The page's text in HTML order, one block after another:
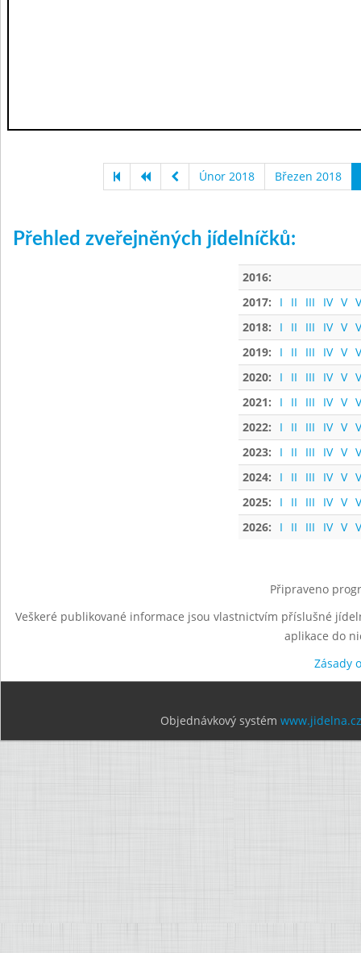
Únor 2018 Březen 2018
Přehled zveřejněných jídelníčků:
2016:
2017:
I II III IV V
2018:
I II III IV V
2019:
I II III IV V
2020:
I II III IV V
2021:
I II III IV V
2022:
I II III IV V
2023:
I II III IV V
2024:
I II III IV V
2025:
I II III IV V
2026:
I II III IV V
Připraveno
Veškeré publikované informace jsou vlastnictvím příslušné
aplikace do
Zásady
Objednávkový systém www.jidelna.cz